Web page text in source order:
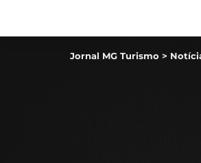
Jornal MG Turismo >